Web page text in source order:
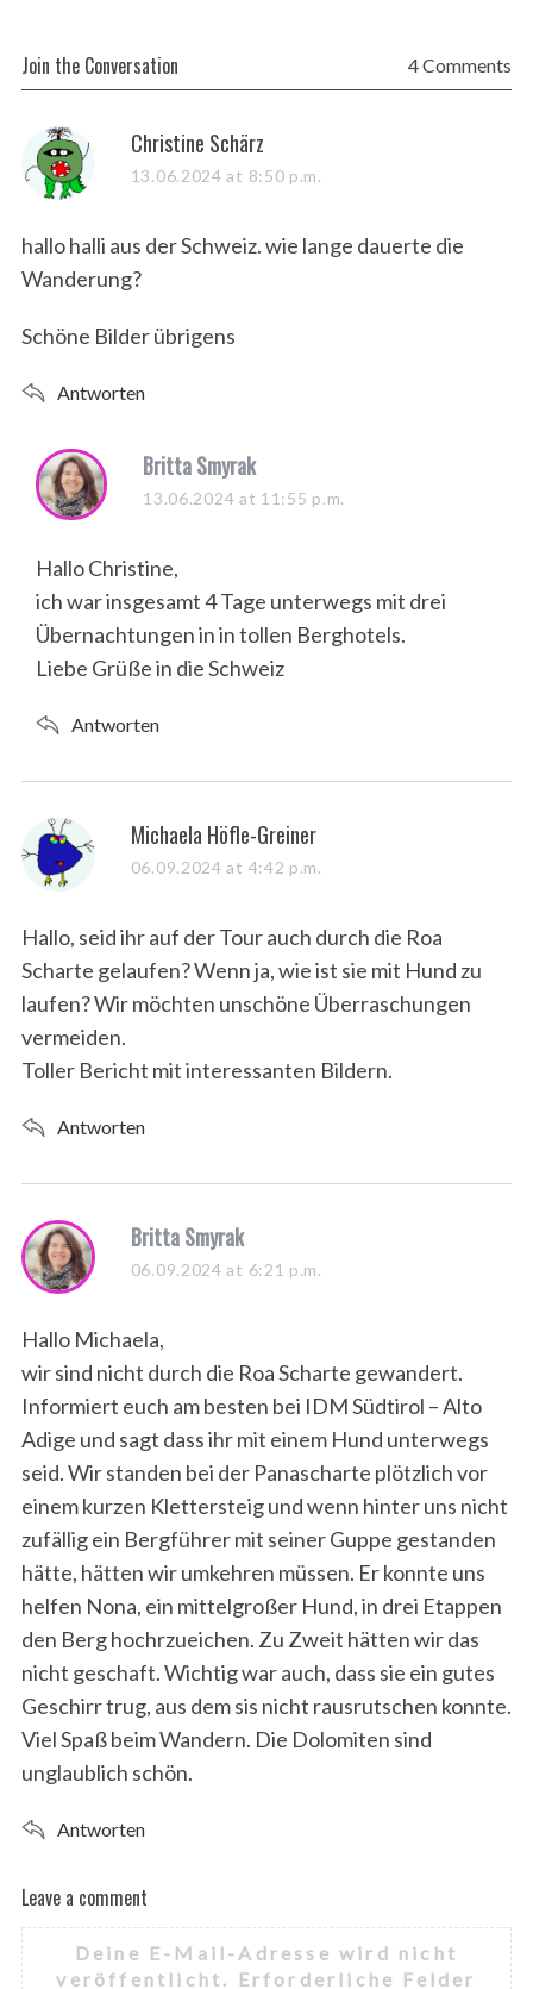
Join the Conversation 4 Comments
s
a
s
:
Christine Schärz
13.06.2024 at 8:50 p.m.
hallo halli aus der Schweiz. wie lange dauerte die
Wanderung?
Schöne Bilder übrigens
Antworten
s
a
s
:
Britta Smyrak
13.06.2024 at 11:55 p.m.
Hallo Christine,
ich war insgesamt 4 Tage unterwegs mit drei
Übernachtungen in in tollen Berghotels.
Liebe Grüße in die Schweiz
Antworten
s
a
s
:
Michaela Höfle-Greiner
06.09.2024 at 4:42 p.m.
Hallo, seid ihr auf der Tour auch durch die Roa
Scharte gelaufen? Wenn ja, wie ist sie mit Hund zu
laufen? Wir möchten unschöne Überraschungen
vermeiden.
Toller Bericht mit interessanten Bildern.
Antworten
s
a
s
:
Britta Smyrak
06.09.2024 at 6:21 p.m.
Hallo Michaela,
wir sind nicht durch die Roa Scharte gewandert.
Informiert euch am besten bei IDM Südtirol – Alto
Adige und sagt dass ihr mit einem Hund unterwegs
seid. Wir standen bei der Panascharte plötzlich vor
einem kurzen Klettersteig und wenn hinter uns nicht
zufällig ein Bergführer mit seiner Guppe gestanden
hätte, hätten wir umkehren müssen. Er konnte uns
helfen Nona, ein mittelgroßer Hund, in drei Etappen
den Berg hochrzueichen. Zu Zweit hätten wir das
nicht geschaft. Wichtig war auch, dass sie ein gutes
Geschirr trug, aus dem sis nicht rausrutschen konnte.
Viel Spaß beim Wandern. Die Dolomiten sind
unglaublich schön.
Antworten
L
e
a
Leave a comment
Deine E-Mail-Adresse wird nicht
veröffentlicht.
Erforderliche Felder